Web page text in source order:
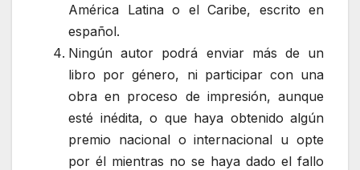
América Latina o el Caribe, escrito en
español.
Ningún autor podrá enviar más de un
libro por género, ni participar con una
obra en proceso de impresión, aunque
esté inédita, o que haya obtenido algún
premio nacional o internacional u opte
por él mientras no se haya dado el fallo